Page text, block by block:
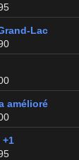
Lac
amélioré